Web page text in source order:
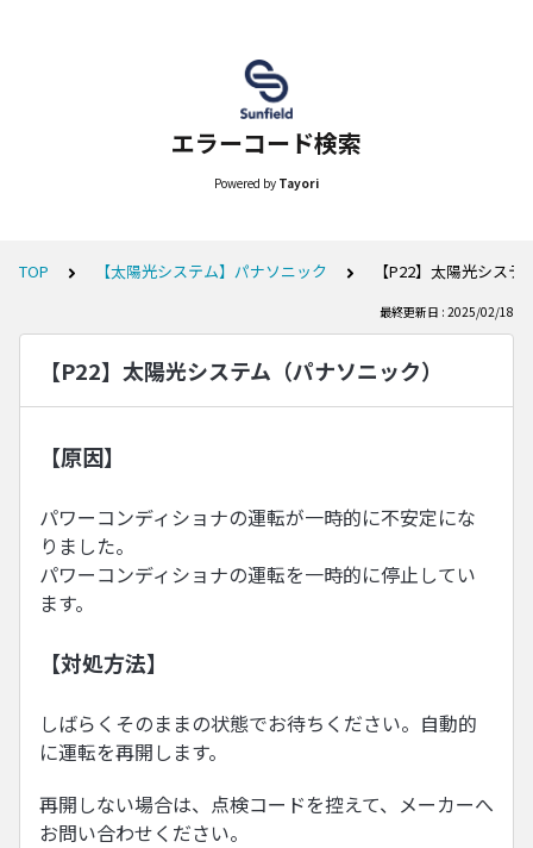
エラーコード検索
Powered by Tayori
TOP 【太陽光システム】パナソニック 【P22】太陽光シス
最終更新日 : 2025/02/18
【P22】太陽光システム（パナソニック）
【原因】
パワーコンディショナの運転が一時的に不安定にな
りました。
パワーコンディショナの運転を一時的に停止してい
ます。
【対処方法】
しばらくそのままの状態でお待ちください。自動的
に運転を再開します。
再開しない場合は、点検コードを控えて、メーカーへ
お問い合わせください。